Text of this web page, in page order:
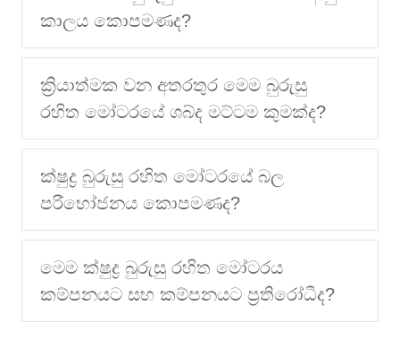
කාලය කොපමණද?
ක්‍රියාත්මක වන අතරතුර මෙම බුරුසු
රහිත මෝටරයේ ශබ්ද මට්ටම කුමක්ද?
ක්ෂුද්‍ර බුරුසු රහිත මෝටරයේ බල
පරිභෝජනය කොපමණද?
මෙම ක්ෂුද්‍ර බුරුසු රහිත මෝටරය
කම්පනයට සහ කම්පනයට ප්‍රතිරෝධීද?